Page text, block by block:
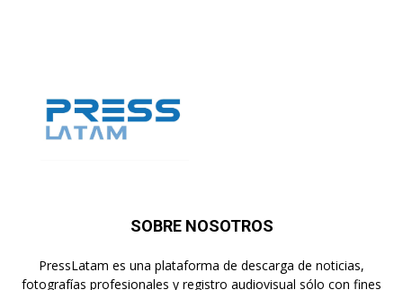
SOBRE NOSOTROS
PressLatam es una plataforma de descarga de noticias,
fotografías profesionales y registro audiovisual sólo con fines